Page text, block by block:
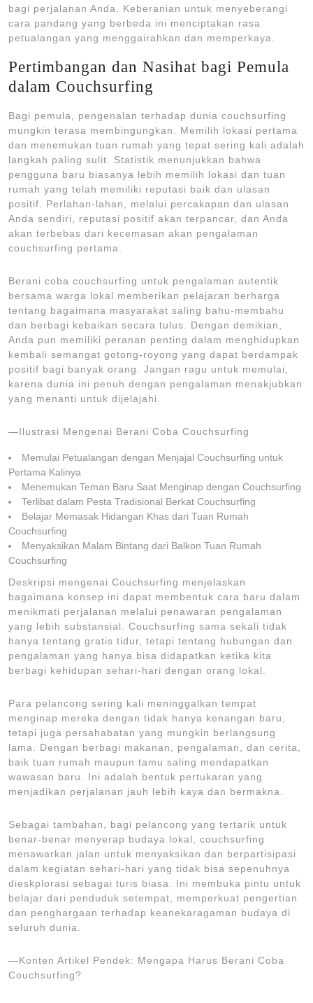
bagi perjalanan Anda. Keberanian untuk menyeberangi
cara pandang yang berbeda ini menciptakan rasa
petualangan yang menggairahkan dan memperkaya.
Pertimbangan dan Nasihat bagi Pemula
dalam Couchsurfing
Bagi pemula, pengenalan terhadap dunia couchsurfing
mungkin terasa membingungkan. Memilih lokasi pertama
dan menemukan tuan rumah yang tepat sering kali adalah
langkah paling sulit. Statistik menunjukkan bahwa
pengguna baru biasanya lebih memilih lokasi dan tuan
rumah yang telah memiliki reputasi baik dan ulasan
positif. Perlahan-lahan, melalui percakapan dan ulasan
Anda sendiri, reputasi positif akan terpancar, dan Anda
akan terbebas dari kecemasan akan pengalaman
couchsurfing pertama.
Berani coba couchsurfing untuk pengalaman autentik
bersama warga lokal memberikan pelajaran berharga
tentang bagaimana masyarakat saling bahu-membahu
dan berbagi kebaikan secara tulus. Dengan demikian,
Anda pun memiliki peranan penting dalam menghidupkan
kembali semangat gotong-royong yang dapat berdampak
positif bagi banyak orang. Jangan ragu untuk memulai,
karena dunia ini penuh dengan pengalaman menakjubkan
yang menanti untuk dijelajahi.
—Ilustrasi Mengenai Berani Coba Couchsurfing
Memulai Petualangan dengan Menjajal Couchsurfing untuk
Pertama Kalinya
Menemukan Teman Baru Saat Menginap dengan Couchsurfing
Terlibat dalam Pesta Tradisional Berkat Couchsurfing
Belajar Memasak Hidangan Khas dari Tuan Rumah
Couchsurfing
Menyaksikan Malam Bintang dari Balkon Tuan Rumah
Couchsurfing
Deskripsi mengenai Couchsurfing menjelaskan
bagaimana konsep ini dapat membentuk cara baru dalam
menikmati perjalanan melalui penawaran pengalaman
yang lebih substansial. Couchsurfing sama sekali tidak
hanya tentang gratis tidur, tetapi tentang hubungan dan
pengalaman yang hanya bisa didapatkan ketika kita
berbagi kehidupan sehari-hari dengan orang lokal.
Para pelancong sering kali meninggalkan tempat
menginap mereka dengan tidak hanya kenangan baru,
tetapi juga persahabatan yang mungkin berlangsung
lama. Dengan berbagi makanan, pengalaman, dan cerita,
baik tuan rumah maupun tamu saling mendapatkan
wawasan baru. Ini adalah bentuk pertukaran yang
menjadikan perjalanan jauh lebih kaya dan bermakna.
Sebagai tambahan, bagi pelancong yang tertarik untuk
benar-benar menyerap budaya lokal, couchsurfing
menawarkan jalan untuk menyaksikan dan berpartisipasi
dalam kegiatan sehari-hari yang tidak bisa sepenuhnya
dieskplorasi sebagai turis biasa. Ini membuka pintu untuk
belajar dari penduduk setempat, memperkuat pengertian
dan penghargaan terhadap keanekaragaman budaya di
seluruh dunia.
—Konten Artikel Pendek: Mengapa Harus Berani Coba
Couchsurfing?